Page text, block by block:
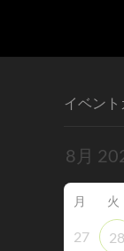
イベン
月 火
27 28